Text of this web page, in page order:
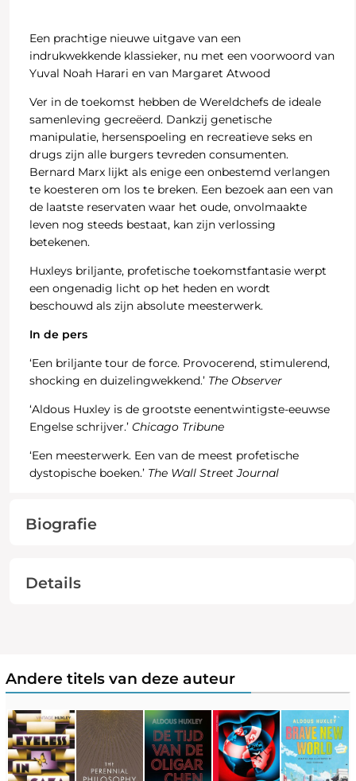
Een prachtige nieuwe uitgave van een
indrukwekkende klassieker, nu met een voorwoord van
Yuval Noah Harari en van Margaret Atwood
Ver in de toekomst hebben de Wereldchefs de ideale
samenleving gecreëerd. Dankzij genetische
manipulatie, hersenspoeling en recreatieve seks en
drugs zijn alle burgers tevreden consumenten.
Bernard Marx lijkt als enige een onbestemd verlangen
te koesteren om los te breken. Een bezoek aan een van
de laatste reservaten waar het oude, onvolmaakte
leven nog steeds bestaat, kan zijn verlossing
betekenen.
Huxleys briljante, profetische toekomstfantasie werpt
een ongenadig licht op het heden en wordt
beschouwd als zijn absolute meesterwerk.
In de pers
‘Een briljante tour de force. Provocerend, stimulerend,
shocking en duizelingwekkend.’ The Observer
‘Aldous Huxley is de grootste eenentwintigste-eeuwse
Engelse schrijver.’ Chicago Tribune
‘Een meesterwerk. Een van de meest profetische
dystopische boeken.’ The Wall Street Journal
Biografie
Details
Andere titels van deze auteur